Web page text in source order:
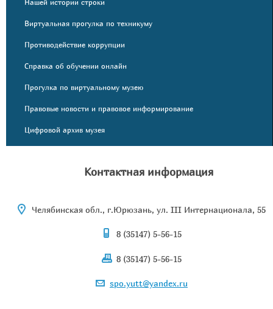
Виртуальная прогулка по техникуму
Противодействие коррупции
Справка об обучении онлайн
Прогулка по виртуальному музею
Правовые новости и правовое информирование
Цифровой архив музея
Контактная информация
Челябинская обл., г.Юрюзань, ул. III Интернационала, 55
8 (35147) 5-56-15
8 (35147) 5-56-15
spo.yutt@yandex.ru